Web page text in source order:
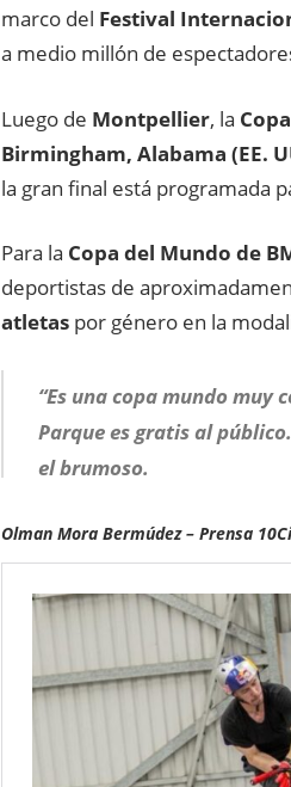
marco del Festival
a medio millón de
Luego de Montpellier, la
Birmingham, Alabama (EE.
la gran final está programada
Para la Copa del Mundo de
deportistas de
atletas por género en la
“Es una copa mundo muy
Parque es gratis al
el brumoso.
Olman Mora Bermúdez – Prensa